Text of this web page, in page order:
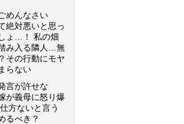
めんなさい
絶対悪いと思っ
ょ…！ 私の畑
み入る隣人…無
その行動にモヤ
らない
言が許せな
が義母に怒り爆
方ないと言う
るべき？